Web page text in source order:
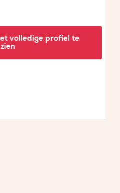
volledige profiel te
zien